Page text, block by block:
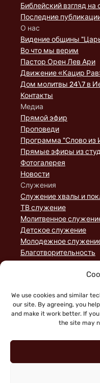
We use cookies and similar
our site. By agreeing, you
and make it work better. If
the site may
Библейский взгляд
Последние
О нас
Видение общины
Во что мы верим
Пастор Орен Лев Ари
Движение «Кацир
Дом молитвы 24\7 в
Контакты
Медиа
Прямой эфир
Проповеди
Программа "Слово из
Прямые эфиры из
Фотогалерея
Новости
Служения
Служение хвалы и
ТВ служение
Молитвенное
Детское служение
Молодежное
Благотворительность
Служение порядка
Статьи
"Faith working